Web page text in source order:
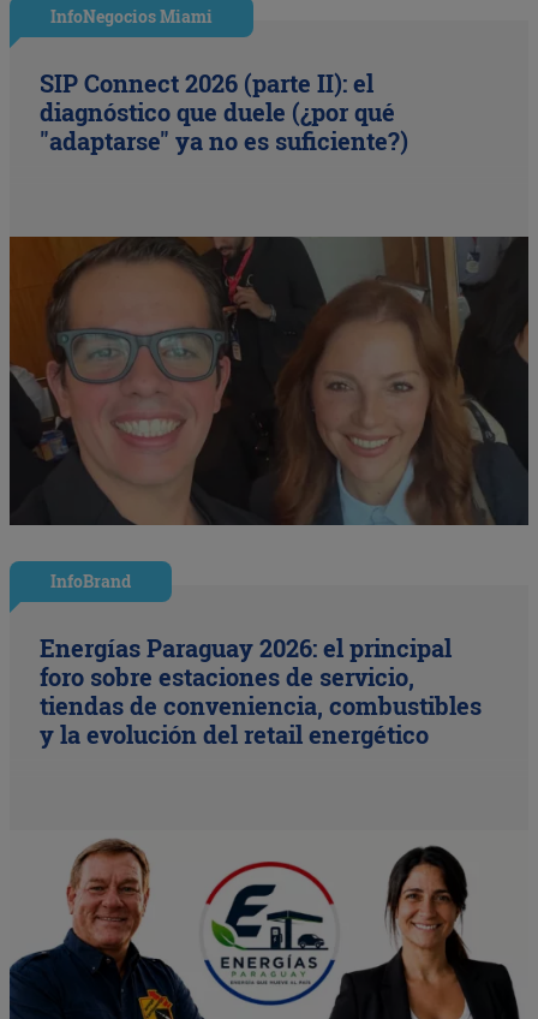
InfoNegocios Miami
SIP Connect 2026 (parte II): el
diagnóstico que duele (¿por qué
"adaptarse" ya no es suficiente?)
InfoBrand
Energías Paraguay 2026: el principal
foro sobre estaciones de servicio,
tiendas de conveniencia, combustibles
y la evolución del retail energético